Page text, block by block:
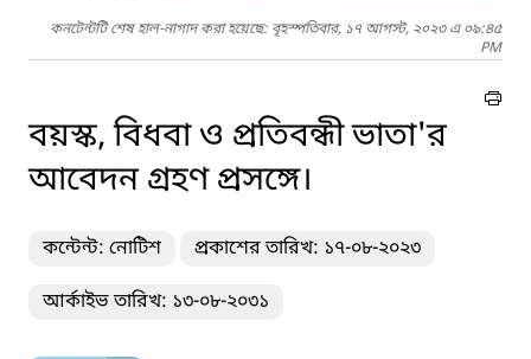
কনটেন্টটি শেষ হাল-নাগাদ করা হয়েছে: বৃহস্পতিবার, ১৭ আগস্ট, ২০২৩ এ ০৯:৪৫
PM
বয়স্ক, বিধবা ও প্রতিবন্ধী ভাতা'র
আবেদন গ্রহণ প্রসঙ্গে।
কন্টেন্ট: নোটিশ প্রকাশের তারিখ: ১৭-০৮-২০২৩
আর্কাইভ তারিখ: ১৩-০৮-২০৩১